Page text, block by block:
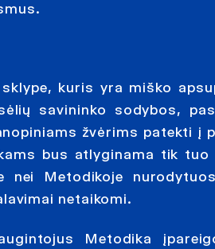
kuris yra miško
savininko sodybos,
žvėrims patekti į
bus atlyginama tik
Metodikoje
netaikomi.
Metodika